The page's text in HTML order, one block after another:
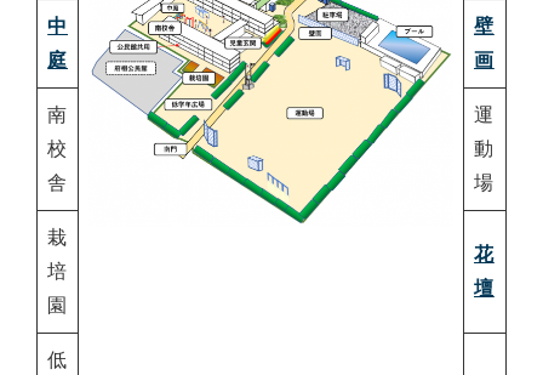
中
庭
壁
画
南
校
舎
運
動
場
栽
培
園
花
壇
低